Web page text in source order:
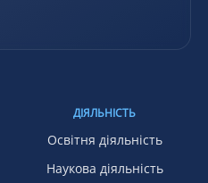
ДІЯЛЬНІСТЬ
Освітня діяльність
Наукова діяльність